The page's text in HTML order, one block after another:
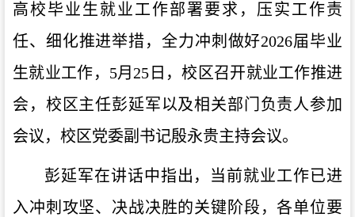
高校毕业生就业工作部署要求，压实工作责
任、细化推进举措，全力冲刺做好2026届毕业
生就业工作，5月25日，校区召开就业工作推进
会，校区主任彭延军以及相关部门负责人参加
会议，校区党委副书记殷永贵主持会议。
彭延军在讲话中指出，当前就业工作已进
入冲刺攻坚、决战决胜的关键阶段，各单位要